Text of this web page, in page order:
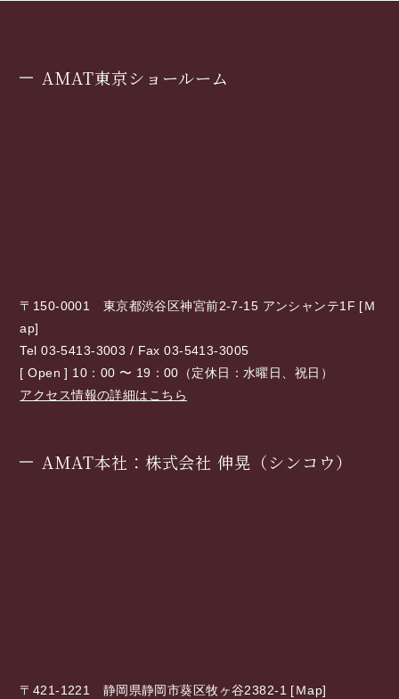
AMAT東京ショールーム
〒150-0001 東京都渋谷区神宮前2-7-15 アンシャンテ1F [Ｍ
ap]
Tel 03-5413-3003 / Fax 03-5413-3005
[ Open ] 10：00 〜 19：00（定休日：水曜日、祝日）
アクセス情報の詳細はこちら
AMAT本社：株式会社 伸晃（シンコウ）
〒421-1221 静岡県静岡市葵区牧ヶ谷2382-1 [Ｍap]